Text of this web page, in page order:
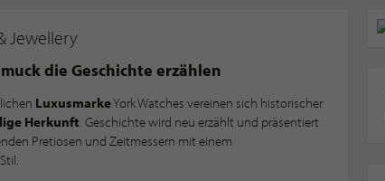
Jewellery
die Geschichte erzählen
LuxusmarkeYork Watches vereinen sich historischer
Herkunft. Geschichte wird neu erzählt und präsentiert
Pretiosen und Zeitmessern mit einem